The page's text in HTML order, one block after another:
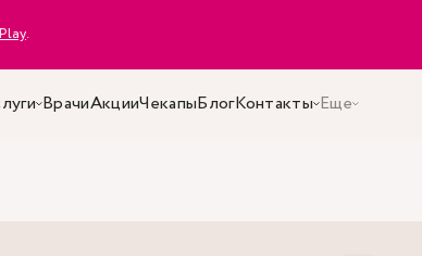
.
ВрачиАкцииЧекапыБлогКонтакты Еще